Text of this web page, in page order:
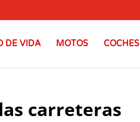
DE VIDA MOTOS COCHES
carreteras